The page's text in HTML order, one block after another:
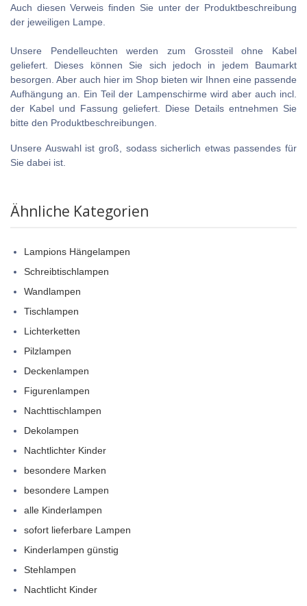
Auch diesen Verweis finden Sie unter der Produktbeschreibung
der jeweiligen Lampe.
Unsere Pendelleuchten werden zum Grossteil ohne Kabel
geliefert. Dieses können Sie sich jedoch in jedem Baumarkt
besorgen. Aber auch hier im Shop bieten wir Ihnen eine passende
Aufhängung an. Ein Teil der Lampenschirme wird aber auch incl.
der Kabel und Fassung geliefert. Diese Details entnehmen Sie
bitte den Produktbeschreibungen.
Unsere Auswahl ist groß, sodass sicherlich etwas passendes für
Sie dabei ist.
Ähnliche Kategorien
Lampions Hängelampen
Schreibtischlampen
Wandlampen
Tischlampen
Lichterketten
Pilzlampen
Deckenlampen
Figurenlampen
Nachttischlampen
Dekolampen
Nachtlichter Kinder
besondere Marken
besondere Lampen
alle Kinderlampen
sofort lieferbare Lampen
Kinderlampen günstig
Stehlampen
Nachtlicht Kinder